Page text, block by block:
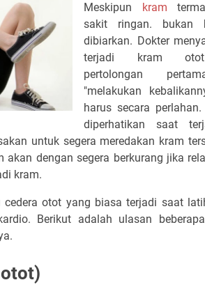
Meskipun kram
sakit ringan. bukan
dibiarkan. Dokter
terjadi kram
pertolongan
"melakukan
harus secara
diperhatikan saat
untuk segera meredakan kram
akan dengan segera berkurang jika
kram.
cedera otot yang biasa terjadi saat
Berikut adalah ulasan